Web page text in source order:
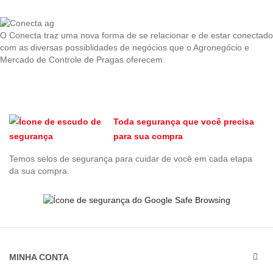
O Conecta traz uma nova forma de se relacionar e de estar conectado
com as diversas possiblidades de negócios que o Agronegócio e
Mercado de Controle de Pragas oferecem.
Toda segurança que você precisa
para sua compra
Temos selos de segurança para cuidar de você em cada etapa
da sua compra.
MINHA CONTA